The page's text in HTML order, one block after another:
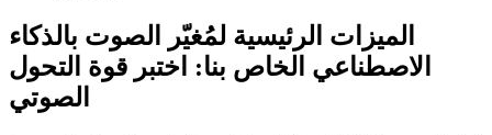
الميزات الرئيسية لمُغيّر الصوت بالذكاء
الاصطناعي الخاص بنا: اختبر قوة التحول
الصوتي